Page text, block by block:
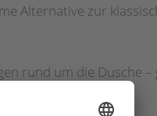
Alternative zur
rund um die Dusche